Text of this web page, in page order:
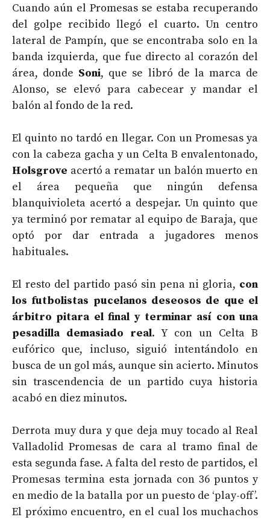
Cuando aún el Promesas se estaba recuperando
del golpe recibido llegó el cuarto. Un centro
lateral de Pampín, que se encontraba solo en la
banda izquierda, que fue directo al corazón del
área, donde Soni, que se libró de la marca de
Alonso, se elevó para cabecear y mandar el
balón al fondo de la red.
El quinto no tardó en llegar. Con un Promesas ya
con la cabeza gacha y un Celta B envalentonado,
Holsgrove acertó a rematar un balón muerto en
el área pequeña que ningún defensa
blanquivioleta acertó a despejar. Un quinto que
ya terminó por rematar al equipo de Baraja, que
optó por dar entrada a jugadores menos
habituales.
El resto del partido pasó sin pena ni gloria, con
los futbolistas pucelanos deseosos de que el
árbitro pitara el final y terminar así con una
pesadilla demasiado real. Y con un Celta B
eufórico que, incluso, siguió intentándolo en
busca de un gol más, aunque sin acierto. Minutos
sin trascendencia de un partido cuya historia
acabó en diez minutos.
Derrota muy dura y que deja muy tocado al Real
Valladolid Promesas de cara al tramo final de
esta segunda fase. A falta del resto de partidos, el
Promesas termina esta jornada con 36 puntos y
en medio de la batalla por un puesto de ‘play-off’.
El próximo encuentro, en el cual los muchachos